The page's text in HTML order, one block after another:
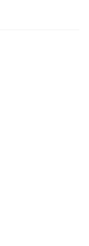
via X -
via
nieuwsbericht
dit
Rechtspraak.nl
- U verlaat